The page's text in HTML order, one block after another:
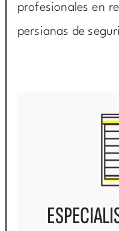
profesionales en
persianas de